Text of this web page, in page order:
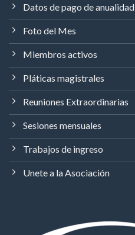
Datos de pago de anualidad
Foto del Mes
Miembros activos
Pláticas magistrales
Reuniones Extraordinarias
Sesiones mensuales
Trabajos de ingreso
Unete a la Asociación